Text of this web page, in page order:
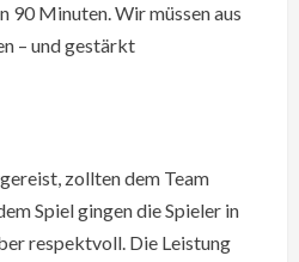
90 Minuten. Wir müssen aus
– und gestärkt
zollten dem Team
Spiel gingen die Spieler in
respektvoll. Die Leistung